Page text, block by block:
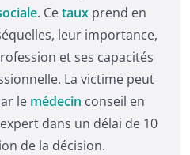
. Cetaux prend en
leur importance,
et ses capacités
La victime peut
le médecin conseil en
dans un délai de 10
de la décision.